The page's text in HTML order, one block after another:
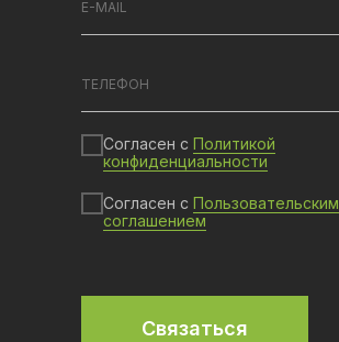
Согласен с Политикой
конфиденциальности
Согласен с Пользовательским
соглашением
Связаться